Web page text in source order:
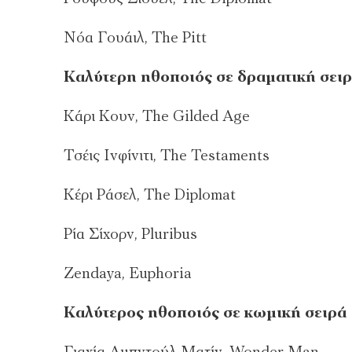
Νόα Γουάιλ, The Pitt
Καλύτερη ηθοποιός σε δραματική
Κάρι Κουν, The Gilded Age
Τσέις Ινφίνιτι, The Testaments
Κέρι Ράσελ, The Diplomat
Ρία Σίχορν, Pluribus
Zendaya, Euphoria
Καλύτερος ηθοποιός σε κωμική σειρά